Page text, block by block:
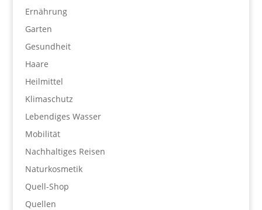
Ernährung
Garten
Gesundheit
Haare
Heilmittel
Klimaschutz
Lebendiges Wasser
Mobilität
Nachhaltiges Reisen
Naturkosmetik
Quell-Shop
Quellen